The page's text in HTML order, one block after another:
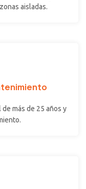
aisladas.
más de 25 años y